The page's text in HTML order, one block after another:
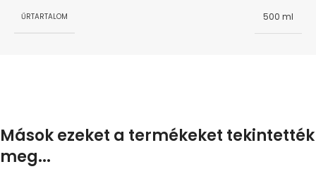
ŰRTARTALOM 500 ml
Mások ezeket a termékeket tekintették
meg...